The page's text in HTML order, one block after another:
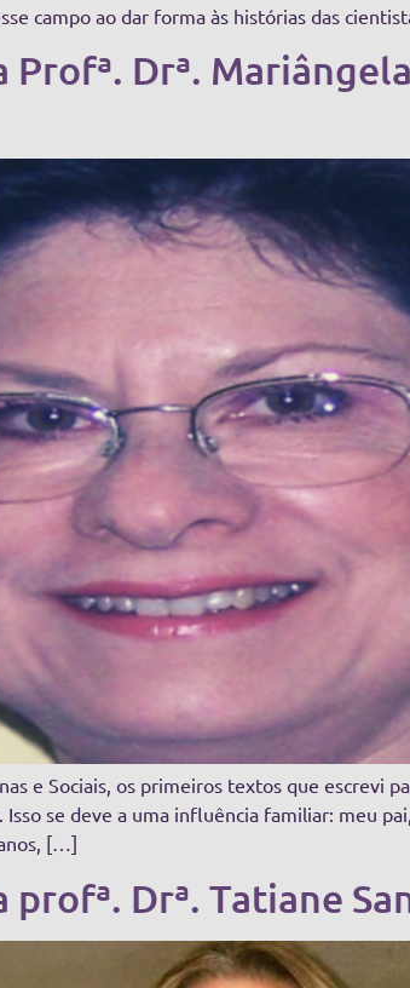
campo ao dar forma às histórias das
Drª.
e Sociais, os primeiros textos que escrevi
se deve a uma influência familiar: meu
[…]
Drª. Tatiane